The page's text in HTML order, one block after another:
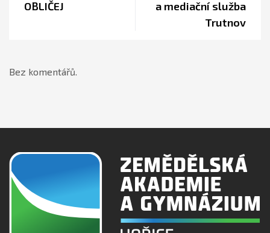
OBLIČEJ
a mediační služba
Trutnov
Bez komentářů.